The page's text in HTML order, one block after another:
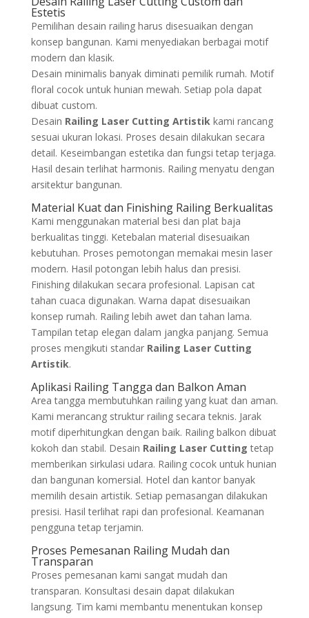
Estetis
Pemilihan desain railing harus disesuaikan dengan
konsep bangunan. Kami menyediakan berbagai motif
modern dan klasik.
Desain minimalis banyak diminati pemilik rumah. Motif
floral cocok untuk hunian mewah. Setiap pola dapat
dibuat custom.
Desain Railing Laser Cutting Artistikkami rancang
sesuai ukuran lokasi. Proses desain dilakukan secara
detail. Keseimbangan estetika dan fungsi tetap terjaga.
Hasil desain terlihat harmonis. Railing menyatu dengan
arsitektur bangunan.
Material Kuat dan Finishing Railing Berkualitas
Kami menggunakan material besi dan plat baja
berkualitas tinggi. Ketebalan material disesuaikan
kebutuhan. Proses pemotongan memakai mesin laser
modern. Hasil potongan lebih halus dan presisi.
Finishing dilakukan secara profesional. Lapisan cat
tahan cuaca digunakan. Warna dapat disesuaikan
konsep rumah. Railing lebih awet dan tahan lama.
Tampilan tetap elegan dalam jangka panjang. Semua
proses mengikuti standar Railing Laser Cutting
Artistik.
Aplikasi Railing Tangga dan Balkon Aman
Area tangga membutuhkan railing yang kuat dan aman.
Kami merancang struktur railing secara teknis. Jarak
motif diperhitungkan dengan baik. Railing balkon dibuat
kokoh dan stabil. Desain Railing Laser Cuttingtetap
memberikan sirkulasi udara. Railing cocok untuk hunian
dan bangunan komersial. Hotel dan kantor banyak
memilih desain artistik. Setiap pemasangan dilakukan
presisi. Hasil terlihat rapi dan profesional. Keamanan
pengguna tetap terjamin.
Proses Pemesanan Railing Mudah dan
Transparan
Proses pemesanan kami sangat mudah dan
transparan. Konsultasi desain dapat dilakukan
langsung. Tim kami membantu menentukan konsep